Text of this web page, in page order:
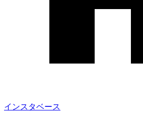
インスタベース